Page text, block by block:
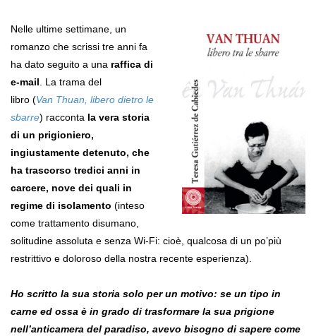
Nelle ultime settimane, un
romanzo che scrissi tre anni fa
ha dato seguito a una raffica di
e-mail. La trama del
libro (Van Thuan, libero dietro le
sbarre) racconta la vera storia
di un prigioniero,
ingiustamente detenuto, che
ha trascorso tredici anni in
carcere, nove dei quali in
regime di isolamento (inteso
come trattamento disumano,
solitudine assoluta e senza Wi-Fi: cioè, qualcosa di un po’più
restrittivo e doloroso della nostra recente esperienza).
Ho scritto la sua storia solo per un motivo: se un tipo in
carne ed ossa è in grado di trasformare la sua prigione
nell’anticamera del paradiso, avevo bisogno di sapere come